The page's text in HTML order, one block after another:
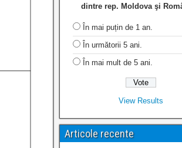
dintre rep. Moldova şi
În mai puțin de 1 an.
În următorii 5 ani.
În mai mult de 5 ani.
View Results
Articole recente